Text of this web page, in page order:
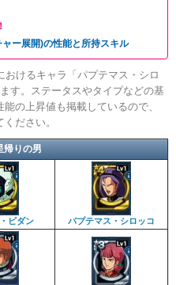
ー展開)の性能と所持スキル
おけるキャラ「パプテマス・シロ
す。ステータスやタイプなどの基
の上昇値も掲載しているので、
ださい。
帰りの男
ビダン パプテマス・シロッコ